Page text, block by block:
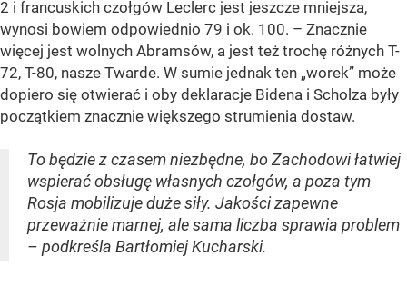
2 i francuskich czołgów Leclerc jest jeszcze mniejsza,
wynosi bowiem odpowiednio 79 i ok. 100. – Znacznie
więcej jest wolnych Abramsów, a jest też trochę różnych T-
72, T-80, nasze Twarde. W sumie jednak ten „worek” może
dopiero się otwierać i oby deklaracje Bidena i Scholza były
początkiem znacznie większego strumienia dostaw.
To będzie z czasem niezbędne, bo Zachodowi łatwiej
wspierać obsługę własnych czołgów, a poza tym
Rosja mobilizuje duże siły. Jakości zapewne
przeważnie marnej, ale sama liczba sprawia problem
– podkreśla Bartłomiej Kucharski.